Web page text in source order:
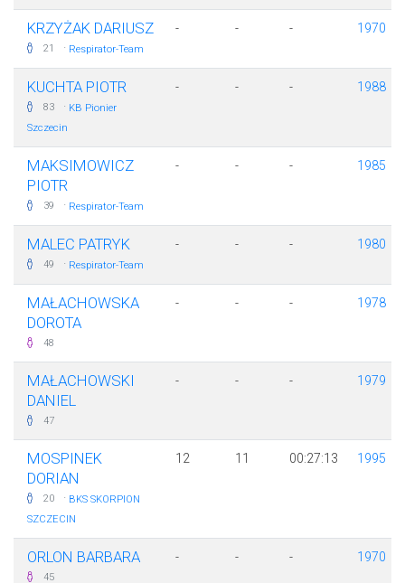
KRZYŻAK DARIUSZ
21 · Respirator-Team
- - - 1970
KUCHTA PIOTR
83 · KB Pionier
Szczecin
- - - 1988
MAKSIMOWICZ
PIOTR
39 · Respirator-Team
- - - 1985
MALEC PATRYK
49 · Respirator-Team
- - - 1980
MAŁACHOWSKA
DOROTA
48
- - - 1978
MAŁACHOWSKI
DANIEL
47
- - - 1979
MOSPINEK
DORIAN
20 · BKS SKORPION
SZCZECIN
12 11 00:27:13 1995
ORLON BARBARA
45
- - - 1970